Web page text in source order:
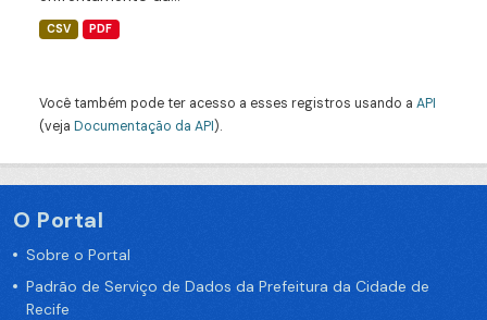
CSV PDF
Você também pode ter acesso a esses registros usando a API
(veja Documentação da API).
O Portal
Sobre o Portal
Padrão de Serviço de Dados da Prefeitura da Cidade de
Recife